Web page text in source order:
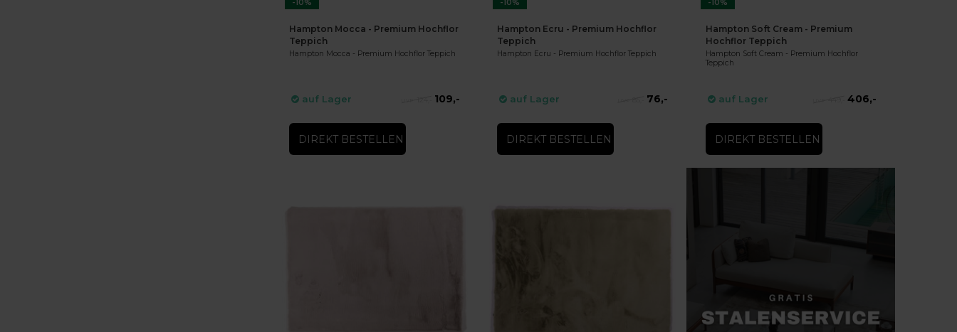
-10%
Hampton Mocca - Premium Hochflor
Teppich
Hampton Mocca - Premium Hochflor Teppich
auf Lager 109,-
DIREKT BESTELLEN
-10%
Hampton Ecru - Premium Hochflor
Teppich
Hampton Ecru - Premium Hochflor Teppich
auf Lager 76,-
DIREKT BESTELLEN
-10%
Hampton Soft Cream - Premium
Hochflor Teppich
Hampton Soft Cream - Premium Hochflor
Teppich
auf Lager 406,-
DIREKT BESTELLEN